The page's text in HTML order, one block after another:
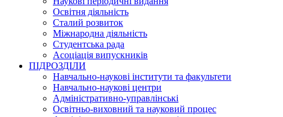
Освітня діяльність
Сталий розвиток
Міжнародна діяльність
Студентська рада
Асоціація випускників
ПІДРОЗДІЛИ
Навчально-наукові інститути та факультети
Навчально-наукові центри
Адміністративно-управлінські
Освітньо-виховний та науковий процес